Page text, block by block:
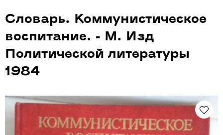
Словарь. Коммунистическое
воспитание. - М. Изд
Политической литературы
1984